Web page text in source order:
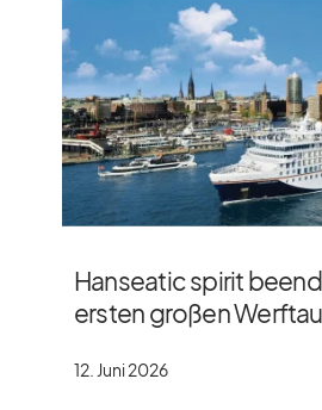
Hanseatic spirit
ersten großen
12. Juni 2026